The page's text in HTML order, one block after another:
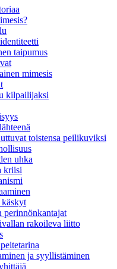
taipumus
mimesis
kilpailijaksi
toistensa peilikuviksi
uhka
kriisi
rakoileva liitto
ja syyllistäminen